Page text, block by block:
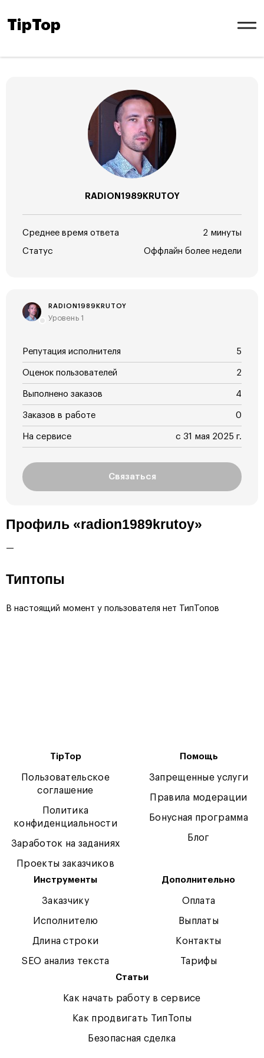
TipTop
RADION1989KRUTOY
Среднее время ответа 2 минуты
Статус Оффлайн более недели
RADION1989KRUTOY
Уровень 1
Репутация исполнителя 5
Оценок пользователей 2
Выполнено заказов 4
Заказов в работе 0
На сервисе с 31 мая 2025 г.
Связаться
Профиль «radion1989krutoy»
—
Типтопы
В настоящий момент у пользователя нет ТипТопов
TipTop
Пользовательское
соглашение
Политика
конфиденциальности
Заработок на заданиях
Проекты заказчиков
Помощь
Запрещенные услуги
Правила модерации
Бонусная программа
Блог
Инструменты
Заказчику
Исполнителю
Длина строки
SEO анализ текста
Дополнительно
Оплата
Выплаты
Контакты
Тарифы
Статьи
Как начать работу в сервисе
Как продвигать ТипТопы
Безопасная сделка